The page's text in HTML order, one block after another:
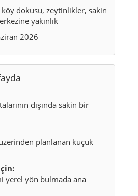
dokusu, zeytinlikler, sakin
yakınlık
2026
dışında sakin bir
planlanan küçük
yerel yön bulmada ana